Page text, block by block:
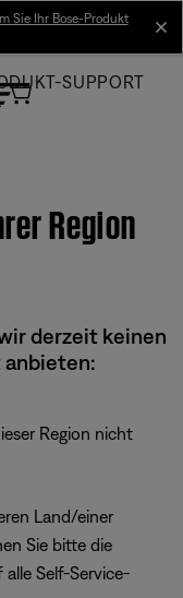
Sie Ihr Bose-Produkt
SUPPORT
Region
derzeit keinen
Region nicht
Land/einer
Sie bitte die
Self-Service-